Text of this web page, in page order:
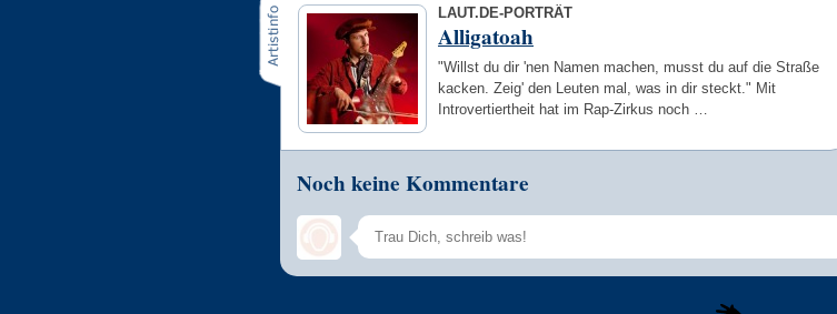
LAUT.DE-PORTRÄT
Alligatoah
"Willst du dir 'nen Namen machen, musst du auf die Straße
kacken. Zeig' den Leuten mal, was in dir steckt." Mit
Introvertiertheit hat im Rap-Zirkus noch …
Noch keine Kommentare
Speichern